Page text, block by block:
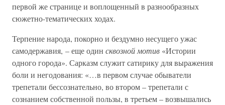
первой же странице и воплощенный в разнообразных
сюжетно-тематических ходах.
Терпение народа, покорно и бездумно несущего ужас
самодержавия, – еще один сквозной мотив «Истории
одного города». Сарказм служит сатирику для выражения
боли и негодования: «…в первом случае обыватели
трепетали бессознательно, во втором – трепетали с
сознанием собственной пользы, в третьем – возвышались